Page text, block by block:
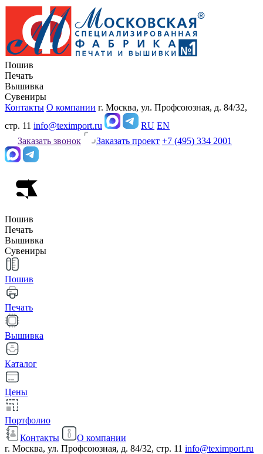
Пошив
Печать
Вышивка
Сувениры
Контакты О компании г. Москва, ул. Профсоюзная, д. 84/32,
стр. 11 info@teximport.ru RU EN
Заказать звонок
Заказать проект +7 (495) 334 2001
Пошив
Печать
Вышивка
Сувениры
Пошив
Печать
Вышивка
Каталог
Цены
Портфолио
Контакты
О компании
г. Москва, ул. Профсоюзная, д. 84/32, стр. 11 info@teximport.ru